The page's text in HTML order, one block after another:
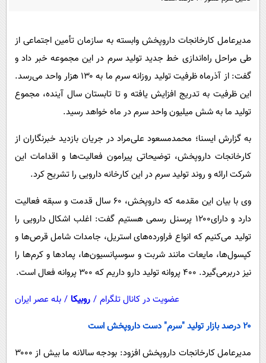
حوادث
محیط زیست
سلامت
فرهنگی
بین الملل
اجتماعی
حیات وحش
سیاست خارجی
آشپزی
مدیرعامل کارخانجات داروپخش وابسته به سازمان تأمین اجتماعی از
طی مراحل راه‌اندازی خط جدید تولید سرم در این مجموعه خبر داد و
گفت: از آذرماه ظرفیت تولید روزانه سرم ما به ۱۳۰ هزار واحد می‌رسد.
این ظرفیت به تدریج افزایش یافته و تا تابستان سال آینده، مجموع
تولید ما به شش میلیون واحد سرم در ماه خواهد رسید.
به گزارش ایسنا؛ محمدمسعود علی‌مراد در جریان بازدید خبرنگاران از
کارخانجات داروپخش، توضیحاتی پیرامون فعالیت‌ها و اقدامات این
شرکت ارائه و روند تولید سرم در این کارخانه دارویی را تشریح کرد.
وی با بیان این مقدمه که داروپخش، ۶۰ سال قدمت و سبقه فعالیت
دارد و دارای۱۲۰۰ پرسنل رسمی هستیم گفت: اغلب اشکال دارویی را
تولید می‌کنیم که انواع فراورده‌های استریل، جامدات شامل قرص‌ها و
کپسول‌ها، مایعات مانند شربت و سوسپانسیون‌ها، پمادها و کرم‌ها را
نیز دربرمی‌گیرد. ۴۰۰ پروانه تولید دارو داریم که ۳۰۰ پروانه فعال است.
عضویت در کانال تلگرام / روبیکا / بله عصر ایران
۲۰ درصد بازار تولید "سرم" دست داروپخش است
مدیرعامل کارخانجات داروپخش افزود: بودجه سالانه ما بیش از ۳۰۰۰